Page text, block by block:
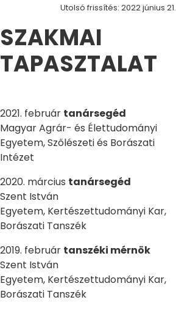
Utolsó frissítés: 2022 június 21.
SZAKMAI
TAPASZTALAT
2021. február tanársegéd
Magyar Agrár- és Élettudományi
Egyetem, Szőlészeti és Borászati
Intézet
2020. március tanársegéd
Szent István
Egyetem, Kertészettudományi Kar,
Borászati Tanszék
2019. február tanszéki mérnök
Szent István
Egyetem, Kertészettudományi Kar,
Borászati Tanszék